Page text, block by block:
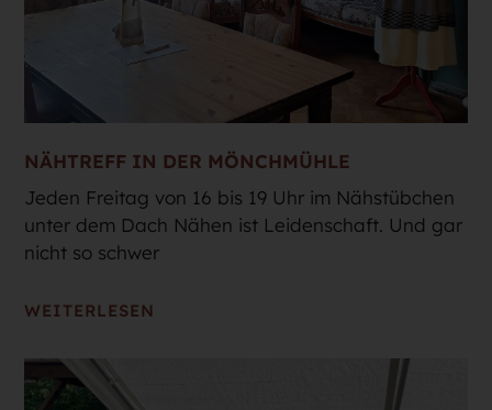
NÄHTREFF IN DER MÖNCHMÜHLE
Jeden Freitag von 16 bis 19 Uhr im Nähstübchen
unter dem Dach Nähen ist Leidenschaft. Und gar
nicht so schwer
WEITERLESEN